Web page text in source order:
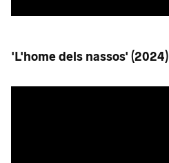
'L'home dels nassos' (2024)